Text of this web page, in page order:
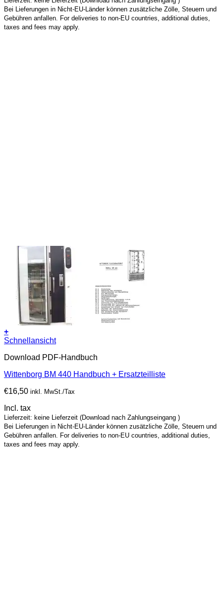
Bei Lieferungen in Nicht-EU-Länder können zusätzliche Zölle, Steuern und
Gebühren anfallen. For deliveries to non-EU countries, additional duties,
taxes and fees may apply.
+
Schnellansicht
Download PDF-Handbuch
Wittenborg BM 440 Handbuch + Ersatzteilliste
€16,50 inkl. MwSt./Tax
Incl. tax
Lieferzeit: keine Lieferzeit (Download nach Zahlungseingang )
Bei Lieferungen in Nicht-EU-Länder können zusätzliche Zölle, Steuern und
Gebühren anfallen. For deliveries to non-EU countries, additional duties,
taxes and fees may apply.